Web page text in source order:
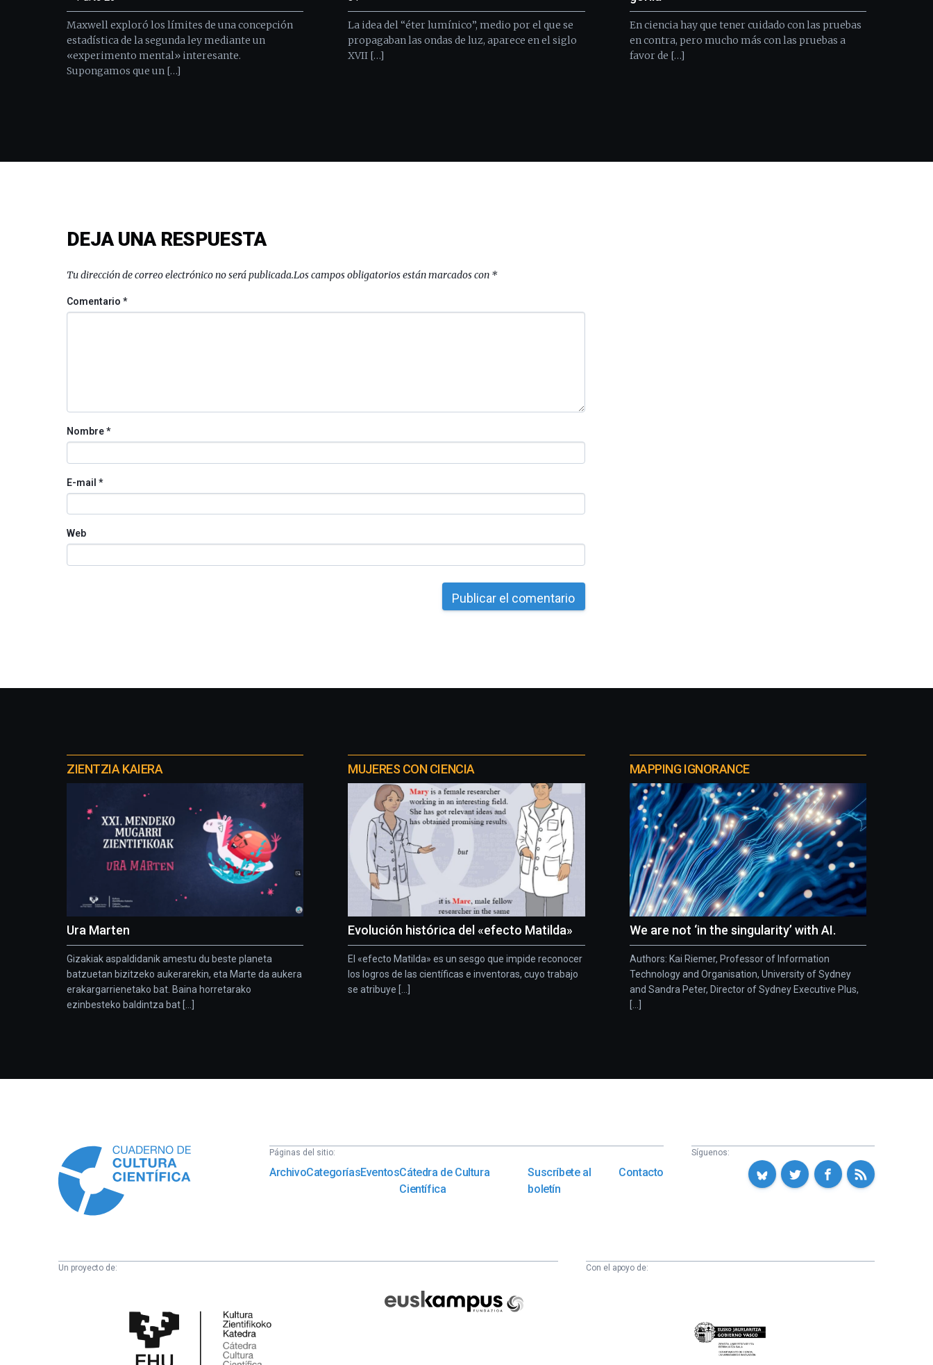
y
espectáculos
ciencia
de
Maxwell exploró los límites de una concepción
estadística de la segunda ley mediante un
«experimento mental» interesante.
Supongamos que un […]
La idea del “éter lumínico”, medio por el que se
propagaban las ondas de luz, aparece en el siglo
XVII […]
En ciencia hay que tener cuidado con las pruebas
en contra, pero mucho más con las pruebas a
favor de […]
DEJA UNA RESPUESTA
Tu dirección de correo electrónico no será publicada.Los campos obligatorios están marcados con *
Comentario*
Nombre*
E-mail *
Web
proyectos
ZIENTZIA KAIERA
Ura Marten
Gizakiak aspaldidanik amestu du beste planeta
batzuetan bizitzeko aukerarekin, eta Marte da aukera
erakargarrienetako bat. Baina horretarako
ezinbesteko baldintza bat [...]
MUJERES CON CIENCIA
Evolución histórica del «efecto Matilda»
El «efecto Matilda» es un sesgo que impide reconocer
los logros de las científicas e inventoras, cuyo trabajo
se atribuye [...]
MAPPING IGNORANCE
We are not ‘in the singularity’ with AI.
Authors: Kai Riemer, Professor of Information
Technology and Organisation, University of Sydney
and Sandra Peter, Director of Sydney Executive Plus,
[...]
Páginas del sitio:
ArchivoCategoríasEventosCátedra de Cultura
Científica
Suscríbete al
boletín
Contacto
Síguenos:
Un proyecto de:
Científica
Fundazioa
Con el apoyo de:
Eusko
Jaurlaritza